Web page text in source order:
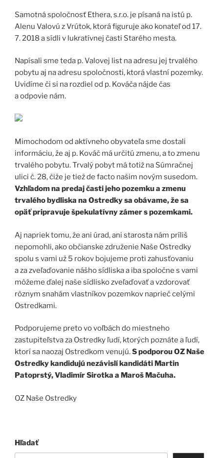
Samotná spoločnosť Ethera, s.r.o. je písaná na istú p.
Alenu Valovú z Vrútok, ktorá figuruje ako konateľ od 17.
7. 2018 a sídli v lukratívnej časti Starého mesta.
Napísali sme teda p. Valovej list na adresu jej trvalého
pobytu aj na adresu spoločnosti, ktorá vlastní pozemky.
Uvidíme či si na rozdiel od p. Kováča nájde čas
a odpovie nám.
Mimochodom od aktívneho obyvateľa sme dostali
informáciu, že aj p. Kováč má určitú zmenu, a to zmenu
trvalého pobytu. Trvalý pobyt má totiž na Súmračnej
ulici č. 28, čiže je tiež de facto našim novým susedom.
Vzhľadom na predaj časti jeho pozemku a zmenu
trvalého bydliska na Ostredky sa obávame, že sa
opäť pripravuje špekulatívny zámer s pozemkami.
Aj napriek tomu, že ani úrad, ani starosta nám príliš
nepomohli, ako občianske združenie Naše Ostredky
spolu s vami už 5 rokov bojujeme proti zahusťovaniu
a za zveľaďovanie nášho sídliska a iba spoločne s vami
môžeme ďalej naše sídlisko zveľaďovať a vzdorovať
rôznym snahám vlastníkov pozemkov naprieč celými
Ostredkami.
Podporujeme preto vo voľbách do miestneho
zastupiteľstva za Ostredky ľudí, ktorých poznáte a ľudí,
ktorí sa naozaj Ostredkom venujú.S podporou OZ Naše
Ostredky kandidujú nezávislí kandidáti Martin
Patoprstý, Vladimír Sirotka a Maroš Mačuha.
OZ Naše Ostredky
Hľadať